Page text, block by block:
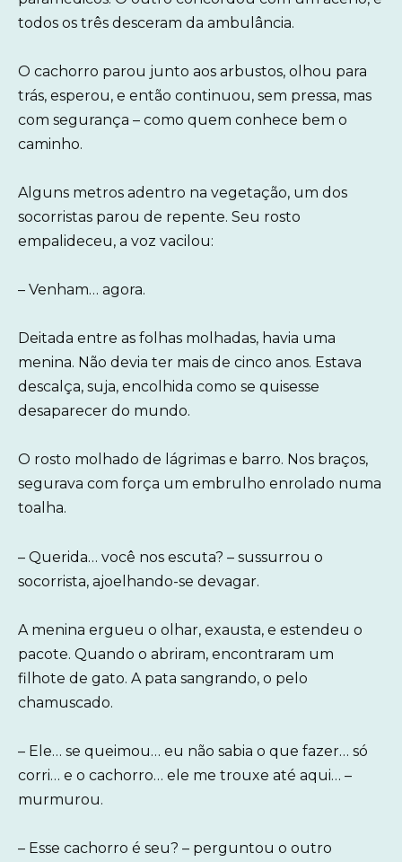
todos os três desceram da ambulância.
O cachorro parou junto aos arbustos, olhou para
trás, esperou, e então continuou, sem pressa, mas
com segurança – como quem conhece bem o
caminho.
Alguns metros adentro na vegetação, um dos
socorristas parou de repente. Seu rosto
empalideceu, a voz vacilou:
– Venham… agora.
Deitada entre as folhas molhadas, havia uma
menina. Não devia ter mais de cinco anos. Estava
descalça, suja, encolhida como se quisesse
desaparecer do mundo.
O rosto molhado de lágrimas e barro. Nos braços,
segurava com força um embrulho enrolado numa
toalha.
– Querida… você nos escuta? – sussurrou o
socorrista, ajoelhando-se devagar.
A menina ergueu o olhar, exausta, e estendeu o
pacote. Quando o abriram, encontraram um
filhote de gato. A pata sangrando, o pelo
chamuscado.
– Ele… se queimou… eu não sabia o que fazer… só
corri… e o cachorro… ele me trouxe até aqui… –
murmurou.
– Esse cachorro é seu? – perguntou o outro